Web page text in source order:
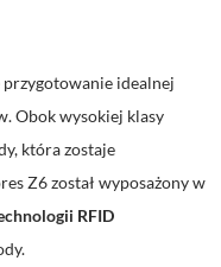
przygotowanie idealnej
Obok wysokiej klasy
która zostaje
Z6 został wyposażony w
RFID